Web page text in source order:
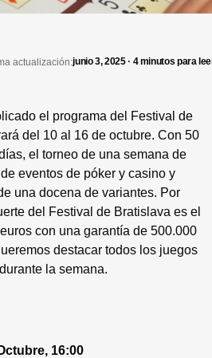
actualización:junio 3, 2025 · 4 minutos para
el programa del Festival de
del 10 al 16 de octubre. Con 50
el torneo de una semana de
eventos de póker y casino y
una docena de variantes. Por
del Festival de Bratislava es el
con una garantía de 500.000
destacar todos los juegos
la semana.
16:00